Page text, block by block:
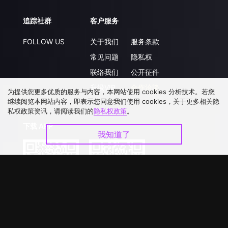
追踪社群
FOLLOW US
客户服务
关于我们
常见问题
联络我们
升级VIP
服务条款
隐私权
公开征件
合作洽談
下载 APP
为提供您更多优质的服务与内容，本网站使用 cookies 分析技术。若您
继续阅览本网站内容，即表示您同意我们使用 cookies，关于更多相关隐
私权政策资讯，请阅读我们的隐私权政策。
我知道了